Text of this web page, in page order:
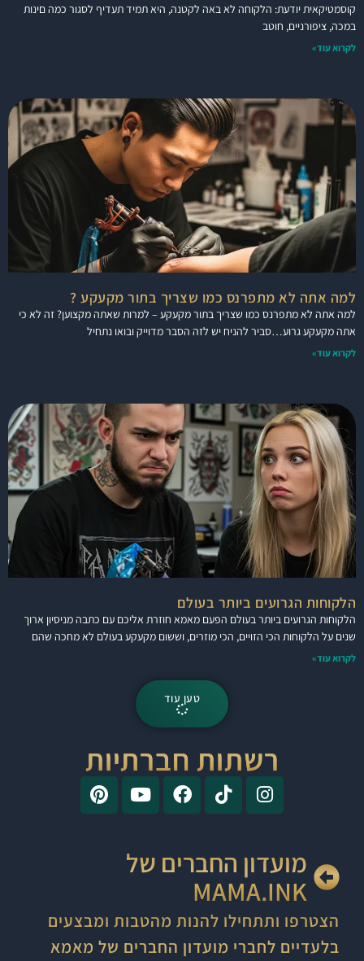
קוסמטיקאית יודעת: הלקוחה לא באה לקטנה, היא תמיד תעדיף לסגור כמה םינות
במכה, ציפורניים, חוטב
לקרוא עוד»
למה אתה לא מתפרנס כמו שצריך בתור מקעקע ?
למה אתה לא מתפרנס כמו שצריך בתור מקעקע – למרות שאתה מקצוען? זה לא כי
אתה מקעקע גרוע…סביר להניח יש לזה הסבר מדוייק ובואו נתחיל
לקרוא עוד»
הלקוחות הגרועים ביותר בעולם
הלקוחות הגרועים ביותר בעולם הפעם מאמא חוזרת אליכם עם כתבה מניסיון ארוך
שנים על הלקוחות הכי הזויים, הכי מוזרים, וששום מקעקע בעולם לא מחכה שהם
לקרוא עוד»
טען עוד
רשתות חברתיות
מועדון החברים של
MAMA.INK
הצטרפו ותתחילו להנות מהטבות ומבצעים
בלעדיים לחברי מועדון החברים של מאמא